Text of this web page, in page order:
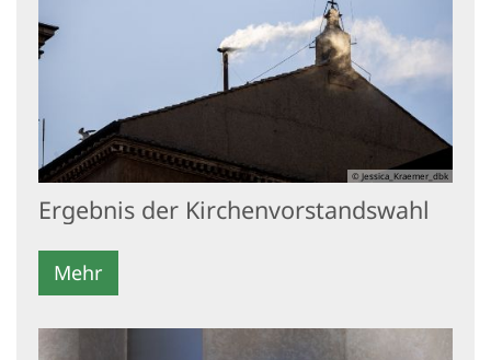
© Jessica_Kraemer_dbk
Ergebnis der Kirchenvorstandswahl
Mehr